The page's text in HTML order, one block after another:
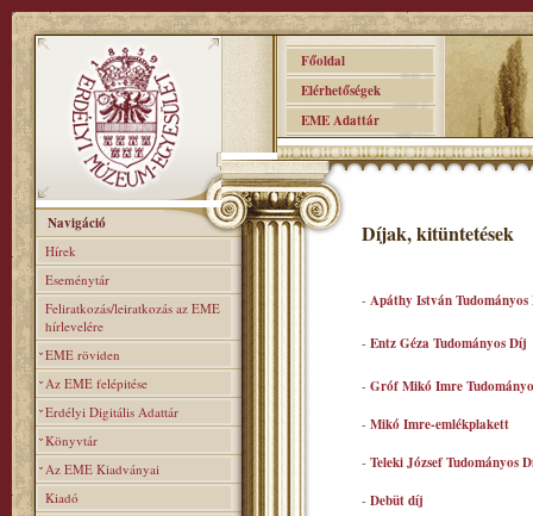
Főoldal
Elérhetőségek
EME Adattár
Navigáció
Hírek
Eseménytár
Feliratkozás/leiratkozás az EME
hírlevelére
EME röviden
Az EME felépitése
Erdélyi Digitális Adattár
Könyvtár
Az EME Kiadványai
Kiadó
Díjak, kitüntetések
- Apáthy István
- Entz Géza Tudományos Díj
- Gróf Mikó Imre
- Mikó Imre-emlékplakett
- Teleki József Tudományos
- Debüt díj